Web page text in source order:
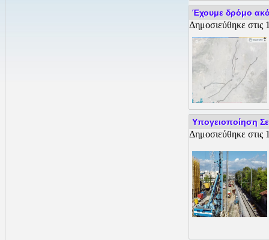
Έχουμε δρόμο
Δημοσιεύθηκε στις
Yπογειοποίηση
Δημοσιεύθηκε στις